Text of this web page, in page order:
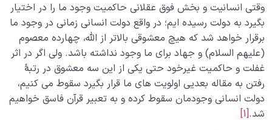
وقتی انسانیت و بخش فوق عقلانی حاکمیت وجود ما را در اختیار
بگیرد به دولت رسیده ایم؛ در واقع دولت انسانی زمانی در وجود ما
برقرار خواهد شد که هیچ معشوقی بالاتر از الله، چهارده معصوم
(علیهم السلام) و جهاد برای ما وجود نداشته باشد. ولی اگر در اثر
غفلت و حاکمیت غیرخود حتی یکی از این سه معشوق در رتبۀ
رفتن به مقاله بعدیی اولویت های ما قرار بگیرد سقوط می کنیم،
دولت انسانی وجودمان سقوط کرده و به تعبیر قرآن فاسق خواهیم
شد.[1]